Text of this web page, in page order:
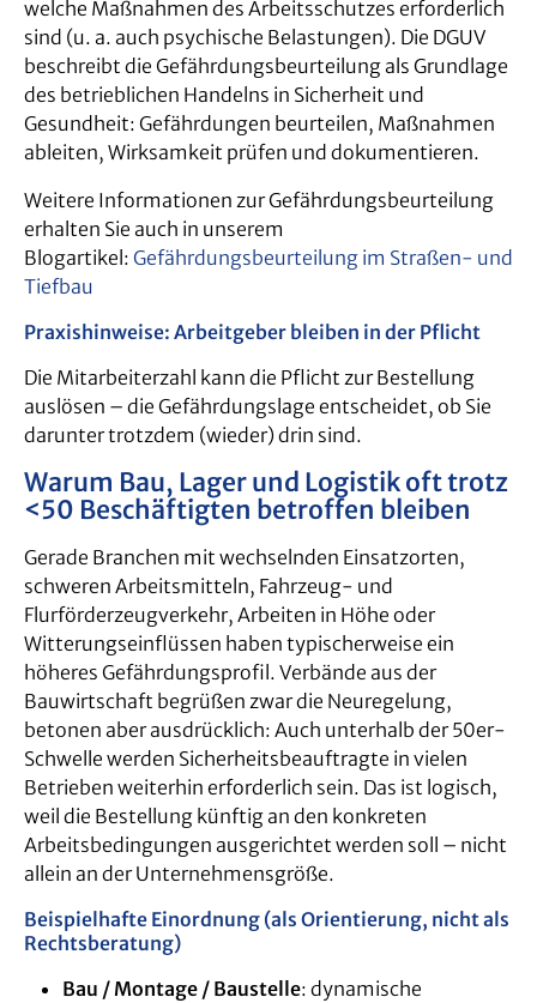
welche Maßnahmen des Arbeitsschutzes erforderlich
sind (u. a. auch psychische Belastungen). Die DGUV
beschreibt die Gefährdungsbeurteilung als Grundlage
des betrieblichen Handelns in Sicherheit und
Gesundheit: Gefährdungen beurteilen, Maßnahmen
ableiten, Wirksamkeit prüfen und dokumentieren.
Weitere Informationen zur Gefährdungsbeurteilung
erhalten Sie auch in unserem
Blogartikel: Gefährdungsbeurteilung im Straßen- und
Tiefbau
Praxishinweise: Arbeitgeber bleiben in der Pflicht
Die Mitarbeiterzahl kann die Pflicht zur Bestellung
auslösen – die Gefährdungslage entscheidet, ob Sie
darunter trotzdem (wieder) drin sind.
Warum Bau, Lager und Logistik oft trotz
<50 Beschäftigten betroffen bleiben
Gerade Branchen mit wechselnden Einsatzorten,
schweren Arbeitsmitteln, Fahrzeug- und
Flurförderzeugverkehr, Arbeiten in Höhe oder
Witterungseinflüssen haben typischerweise ein
höheres Gefährdungsprofil. Verbände aus der
Bauwirtschaft begrüßen zwar die Neuregelung,
betonen aber ausdrücklich: Auch unterhalb der 50er-
Schwelle werden Sicherheitsbeauftragte in vielen
Betrieben weiterhin erforderlich sein. Das ist logisch,
weil die Bestellung künftig an den konkreten
Arbeitsbedingungen ausgerichtet werden soll – nicht
allein an der Unternehmensgröße.
Beispielhafte Einordnung (als Orientierung, nicht als
Rechtsberatung)
Bau / Montage / Baustelle: dynamische